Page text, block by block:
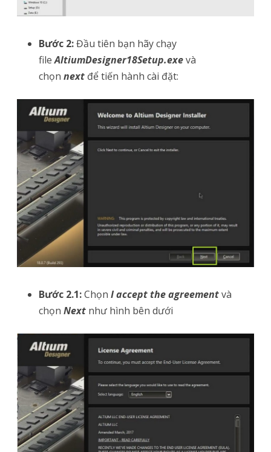
Bước 2:Đầu tiên bạn hãy chạy
fileAltiumDesigner18Setup.exevà
chọn next để tiến hành cài đặt:
Bước 2.1:Chọn I accept the agreementvà
chọn Next như hình bên dưới